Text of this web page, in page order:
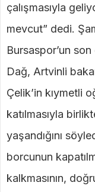
çalışmasıyla
mevcut” dedi.
Bursaspor’un
Dağ, Artvinli
Çelik’in kıymetli
katılmasıyla
yaşandığını
borcunun
kalkmasının,